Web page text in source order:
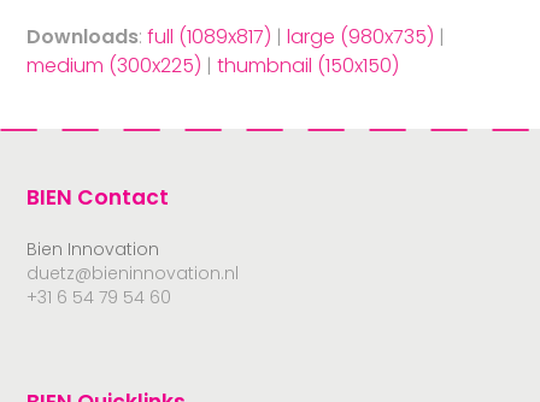
Downloads:full (1089x817) |large (980x735) |
medium (300x225) |thumbnail (150x150)
BIEN Contact
Bien Innovation
duetz@bieninnovation.nl
+31 6 54 79 54 60